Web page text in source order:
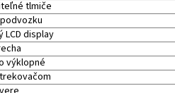
tlmiče
LCD display
výklopné